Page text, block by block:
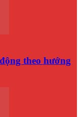
theo hướng